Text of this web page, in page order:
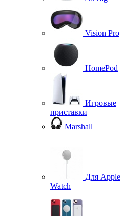
Vision Pro
HomePod
Игровые
приставки
Marshall
Для Apple
Watch